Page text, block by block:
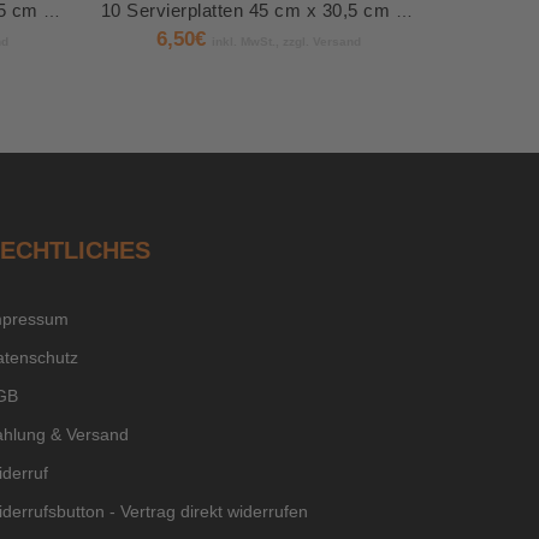
10 Servierplatten, PET 35 x 25 cm schwarz 10 Servierplatten 45 cm x 30,5 cm x 3 cm weiß Einweg
6,50€
& Versand
- Vertrag direkt widerrufen